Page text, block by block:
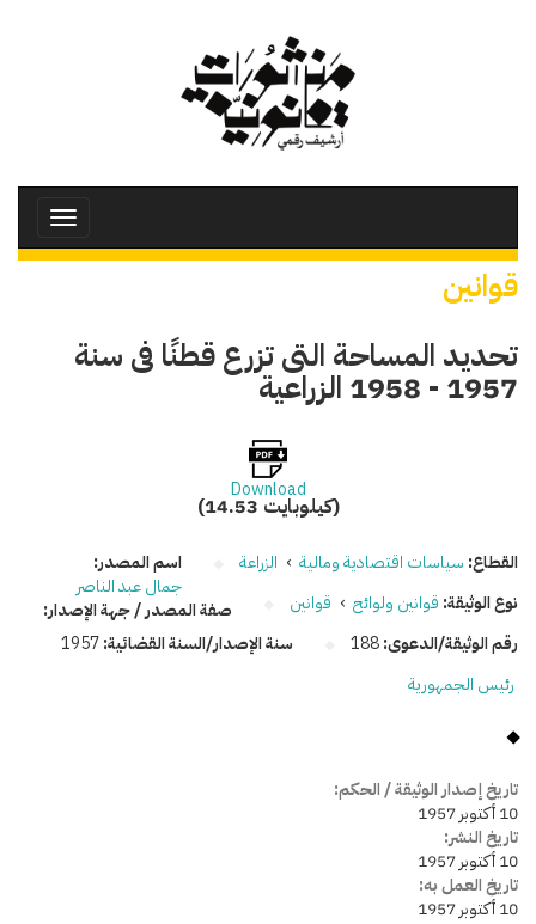
Toggle
قوانين
تحديد المساحة التى تزرع قطنًا فى سنة
1957 - 1958 الزراعية
Download
(14.53 كيلوبايت)
القطاع: سياسات اقتصادية ومالية › الزراعة
نوع الوثيقة: قوانين ولوائح › قوانين
رقم الوثيقة/الدعوى:188 سنة الإصدار/السنة القضائية:1957
اسم المصدر:
جمال عبد الناصر
صفة المصدر / جهة الإصدار:
رئيس الجمهورية
تاريخ إصدار الوثيقة / الحكم:
10 أكتوبر 1957
تاريخ النشر:
10 أكتوبر 1957
تاريخ العمل به:
10 أكتوبر 1957